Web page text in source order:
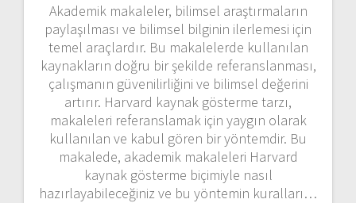
Akademik makaleler, bilimsel araştırmaların
paylaşılması ve bilimsel bilginin ilerlemesi için
temel araçlardır. Bu makalelerde kullanılan
kaynakların doğru bir şekilde referanslanması,
çalışmanın güvenilirliğini ve bilimsel değerini
artırır. Harvard kaynak gösterme tarzı,
makaleleri referanslamak için yaygın olarak
kullanılan ve kabul gören bir yöntemdir. Bu
makalede, akademik makaleleri Harvard
kaynak gösterme biçimiyle nasıl
hazırlayabileceğiniz ve bu yöntemin kuralları…